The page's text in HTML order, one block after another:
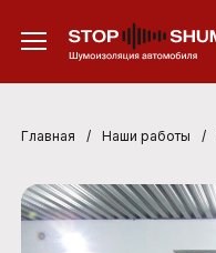
Главная / Наши работы /